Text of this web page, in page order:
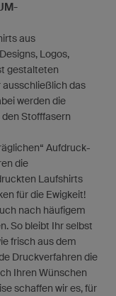
aus
Logos,
gestalteten
ausschließlich das
werden die
Stofffasern
Aufdruck-
die
Laufshirts
für die Ewigkeit!
nach häufigem
So bleibt Ihr selbst
frisch aus dem
Druckverfahren die
Ihren Wünschen
schaffen wir es, für